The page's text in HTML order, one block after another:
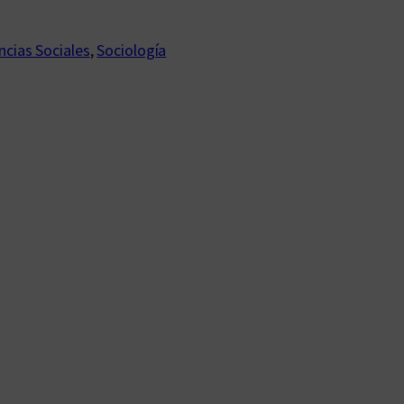
Sociales, Sociología